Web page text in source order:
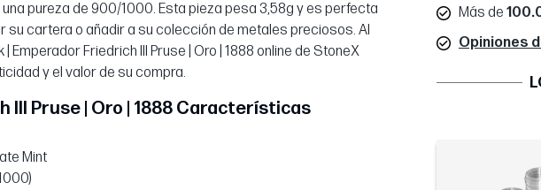
pureza de 900/1000. Esta pieza pesa 3,58g y es perfecta
cartera o añadir a su colección de metales preciosos. Al
Emperador Friedrich III Pruse | Oro | 1888 online de StoneX
y el valor de su compra.
III Pruse | Oro | 1888 Características
Mint
Más de
Opiniones